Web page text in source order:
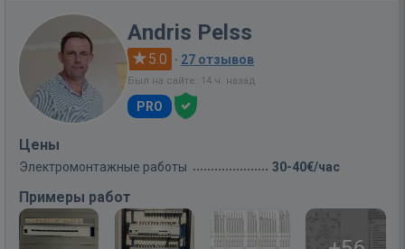
Andris Pelss
5.0 · 27 отзывов
Был на сайте: 14 ч. назад
PRO
Цены
Электромонтажные работы 30-40€/час
Примеры работ